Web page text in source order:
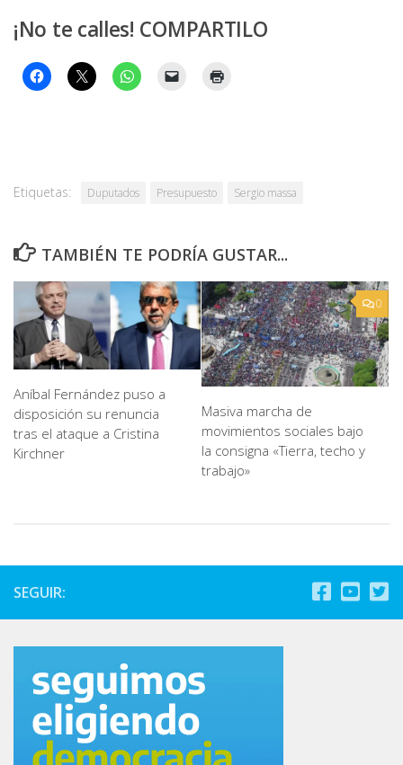
¡No te calles! COMPARTILO
Etiquetas: Duputados Presupuesto Sergio massa
TAMBIÉN TE PODRÍA GUSTAR...
Aníbal Fernández puso a
disposición su renuncia
tras el ataque a Cristina
Kirchner
0
Masiva marcha de
movimientos sociales bajo
la consigna «Tierra, techo y
trabajo»
SEGUIR: